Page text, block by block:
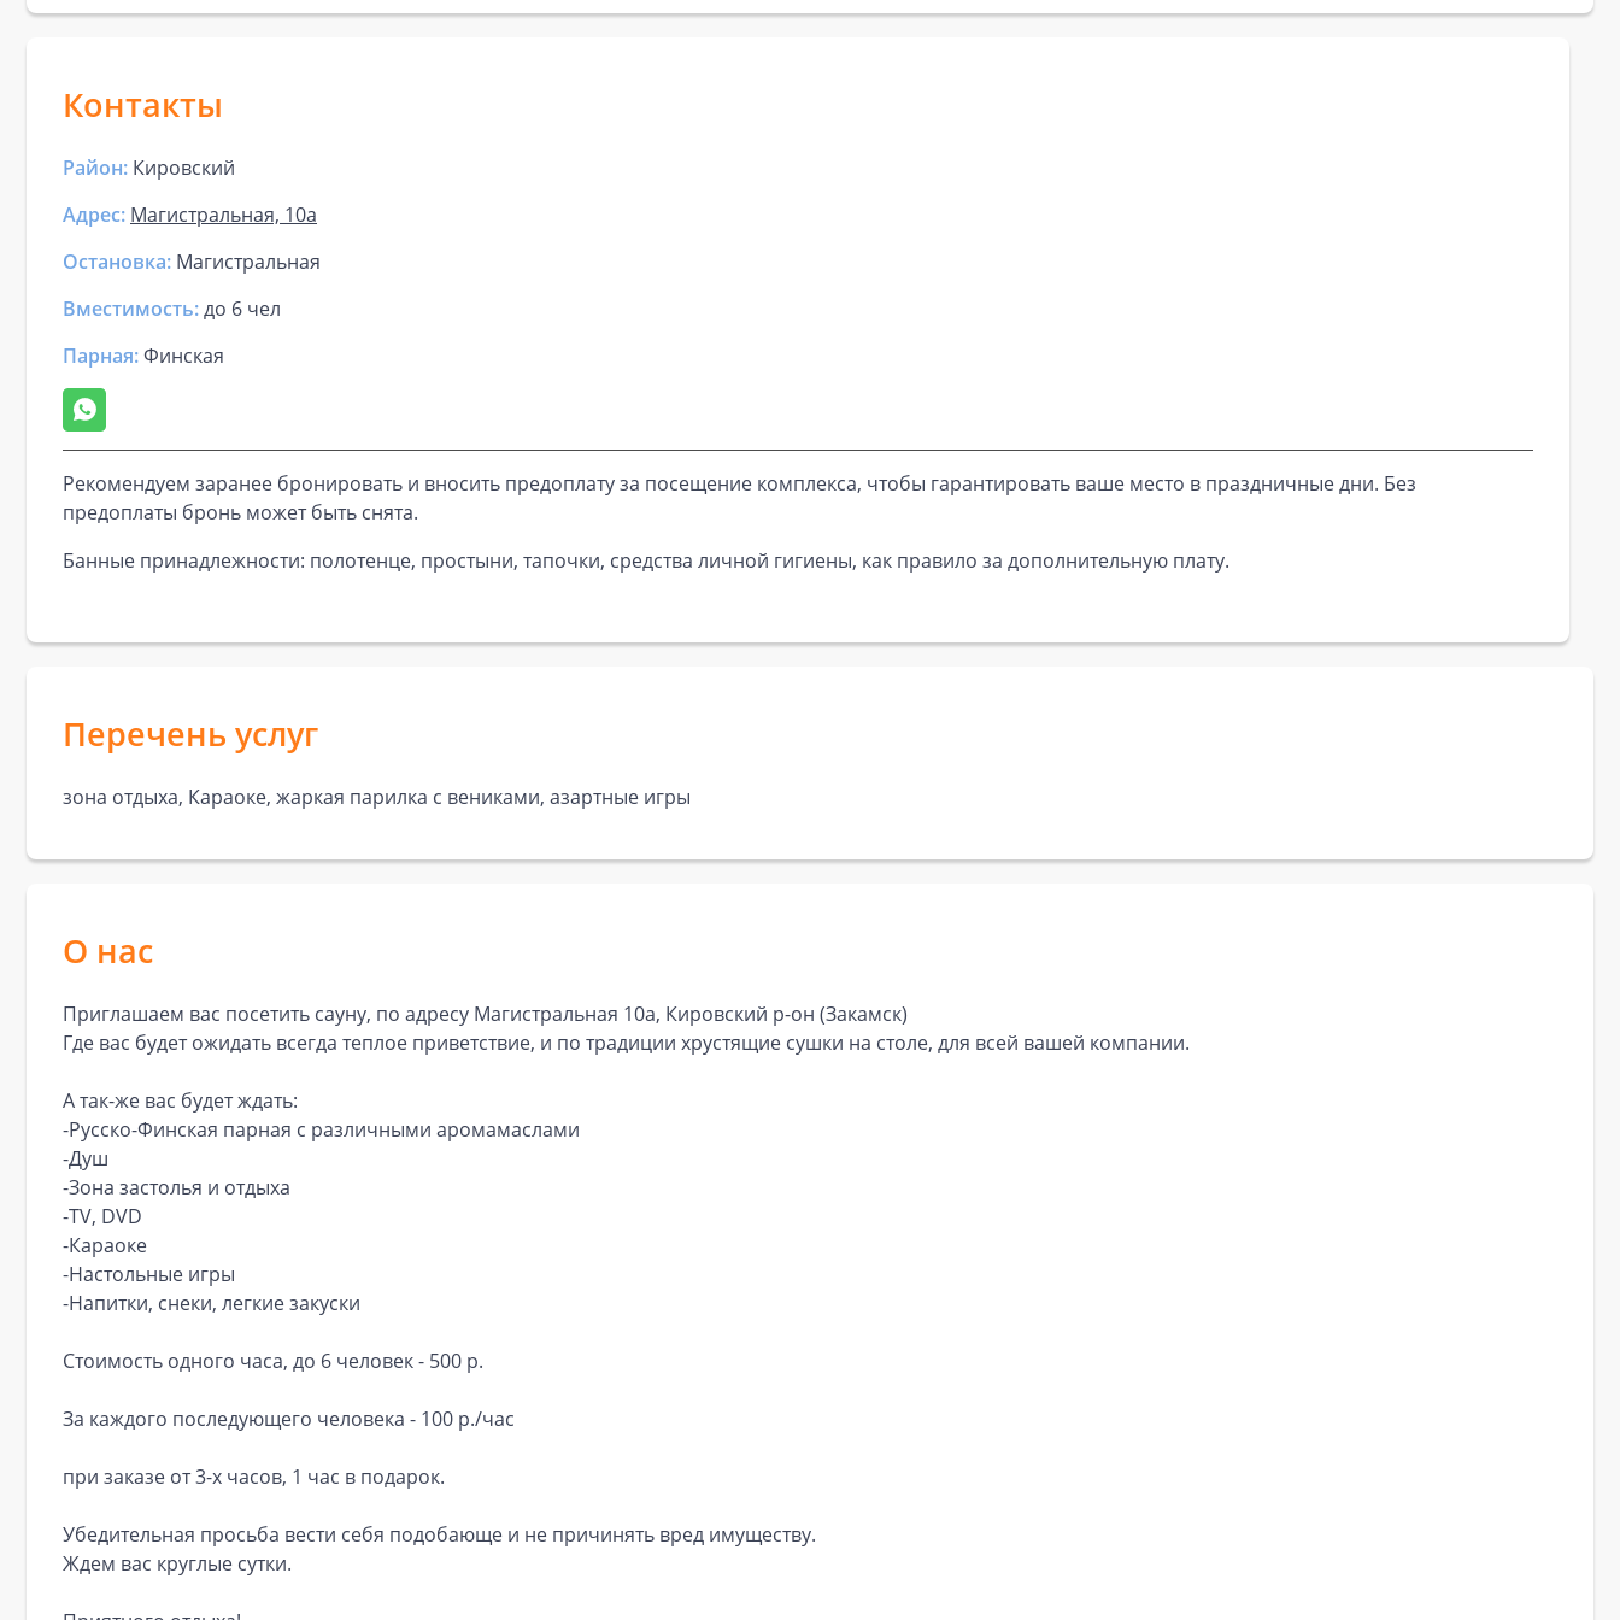
Контакты
Район: Кировский
Адрес: Магистральная, 10а
Остановка: Магистральная
Вместимость:до 6 чел
Парная:Финская
Рекомендуем заранее бронировать и вносить предоплату за посещение комплекса, чтобы гарантировать ваше место в праздничные дни. Без
предоплаты бронь может быть снята.
Банные принадлежности: полотенце, простыни, тапочки, средства личной гигиены, как правило за дополнительную плату.
Перечень услуг
зона отдыха, Караоке, жаркая парилка с вениками, азартные игры
О нас
Приглашаем вас посетить сауну, по адресу Магистральная 10а, Кировский р-он (Закамск)
Где вас будет ожидать всегда теплое приветствие, и по традиции хрустящие сушки на столе, для всей вашей компании.
А так-же вас будет ждать:
-Русско-Финская парная с различными аромамаслами
-Душ
-Зона застолья и отдыха
-TV, DVD
-Караоке
-Настольные игры
-Напитки, снеки, легкие закуски
Стоимость одного часа, до 6 человек - 500 р.
За каждого последующего человека - 100 р./час
при заказе от 3-х часов, 1 час в подарок.
Убедительная просьба вести себя подобающе и не причинять вред имуществу.
Ждем вас круглые сутки.